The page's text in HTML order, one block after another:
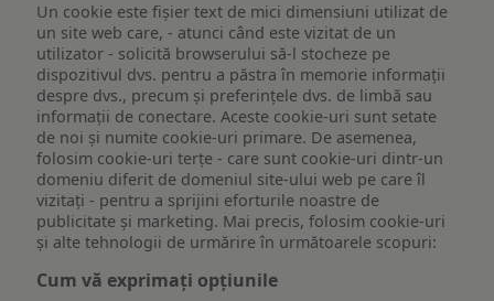
Un cookie este fişier text de mici dimensiuni utilizat de
un site web care, - atunci când este vizitat de un
utilizator - solicită browserului să-l stocheze pe
dispozitivul dvs. pentru a păstra în memorie informații
despre dvs., precum și preferințele dvs. de limbă sau
informații de conectare. Aceste cookie-uri sunt setate
de noi și numite cookie-uri primare. De asemenea,
folosim cookie-uri terțe - care sunt cookie-uri dintr-un
domeniu diferit de domeniul site-ului web pe care îl
vizitați - pentru a sprijini eforturile noastre de
publicitate și marketing. Mai precis, folosim cookie-uri
și alte tehnologii de urmărire în următoarele scopuri:
Cum vă exprimați opțiunile